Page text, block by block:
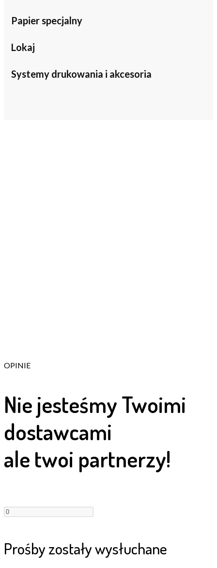
Papier specjalny
Lokaj
Systemy drukowania i akcesoria
OPINIE
Nie jesteśmy Twoimi
dostawcami
ale twoi partnerzy!
Prośby zostały wysłuchane